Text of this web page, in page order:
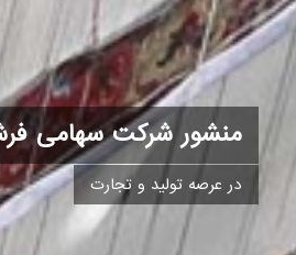
منشور شرکت سهامی
در عرصه تولید و تجارت